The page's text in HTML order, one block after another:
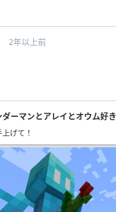
2年以上前
ーマンとアレイとオウム好き
げて！